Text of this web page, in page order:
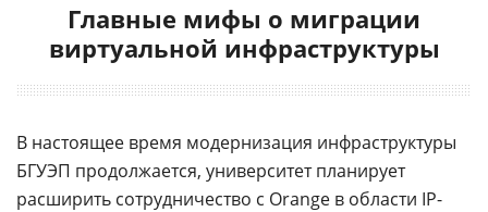
Главные мифы о миграции
виртуальной инфраструктуры
В настоящее время модернизация инфраструктуры
БГУЭП продолжается, университет планирует
расширить сотрудничество с Orange в области IP-